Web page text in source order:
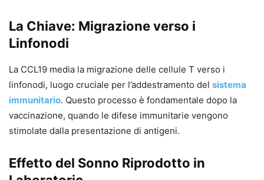
La Chiave: Migrazione verso i
Linfonodi
La CCL19 media la migrazione delle cellule T verso i
linfonodi, luogo cruciale per l’addestramento del sistema
immunitario. Questo processo è fondamentale dopo la
vaccinazione, quando le difese immunitarie vengono
stimolate dalla presentazione di antigeni.
Effetto del Sonno Riprodotto in